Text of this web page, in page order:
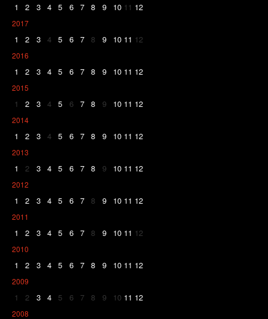
1 2 3 4 5 6 7 8 9 10 11 12
2017
1 2 3 4 5 6 7 8 9 10 11 12
2016
1 2 3 4 5 6 7 8 9 10 11 12
2015
1 2 3 4 5 6 7 8 9 10 11 12
2014
1 2 3 4 5 6 7 8 9 10 11 12
2013
1 2 3 4 5 6 7 8 9 10 11 12
2012
1 2 3 4 5 6 7 8 9 10 11 12
2011
1 2 3 4 5 6 7 8 9 10 11 12
2010
1 2 3 4 5 6 7 8 9 10 11 12
2009
1 2 3 4 5 6 7 8 9 10 11 12
2008